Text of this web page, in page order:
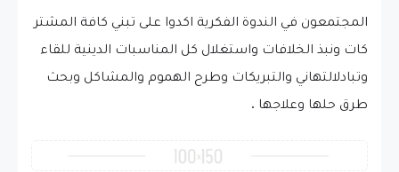
المجتمعون في الندوة الفكرية اكدوا على تبني كافة المشتر
كات ونبذ الخلافات واستغلال كل المناسبات الدينية للقاء
وتبادلالتهاني والتبريكات وطرح الهموم والمشاكل وبحث
طرق حلها وعلاجها .